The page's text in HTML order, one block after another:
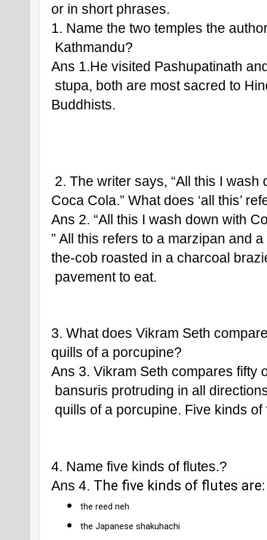
or in short phrases.
1. Name the two temples the
Kathmandu?
Ans 1.He visited Pashupatinath
stupa, both are most sacred to
Buddhists.
2. The writer says, “All this I
Coca Cola.” What does ‘all this’
Ans 2. “All this I wash down with
” All this refers to a marzipan and
the-cob roasted in a charcoal
pavement to eat.
3. What does Vikram Seth
quills of a porcupine?
Ans 3. Vikram Seth compares fifty
bansuris protruding in all
quills of a porcupine. Five kinds of
4. Name five kinds of flutes.?
Ans 4. The five kinds of flutes are:
the reed neh
the Japanese shakuhachi